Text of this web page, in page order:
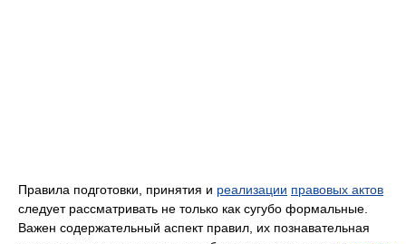
Правила подготовки, принятия и реализации правовых актов
следует рассматривать не только как сугубо формальные.
Важен содержательный аспект правил, их познавательная